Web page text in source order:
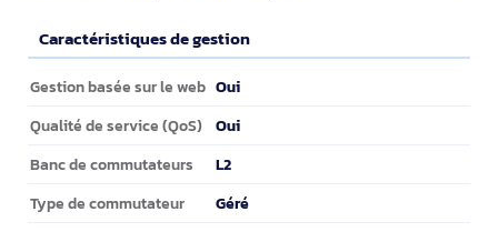
Caractéristiques de gestion
Caractéristiques de gestion
Gestion basée sur le web Oui
Qualité de service (QoS) Oui
Banc de commutateurs L2
Type de commutateur Géré